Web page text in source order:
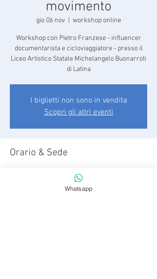
movimento
gio 06 nov workshop online
Workshop con Pietro Franzese - influencer
documentarista e cicloviaggiatore - presso il
Liceo Artistico Statale Michelangelo Buonarroti
di Latina
I biglietti non sono in vendita
Scopri gli altri eventi
Orario & Sede
06 nov 2025, 09:00 – 12:00
Whatsapp